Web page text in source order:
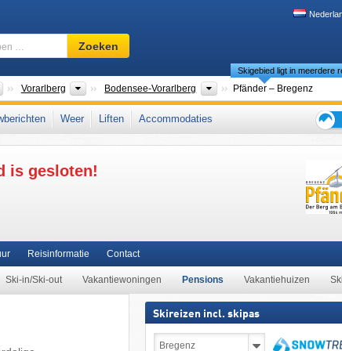
Skigebied,
regio,
…
Zoeken
LandenVorarlberg Bondsstaten
Bodensee-Vorarlberg Toeristische regio's
Skigebied ligt in meerdere
Pfänder – Bregenz
Oostenrijk West-Europa Midden-Europa Europese Unie
Weer Liften
Accommodaties
is gesloten!
Ski-in/Ski-out Vakantiewoningen Pensions Vakantiehuizen
Reisinformatie Contact
Skireizen incl. skipas